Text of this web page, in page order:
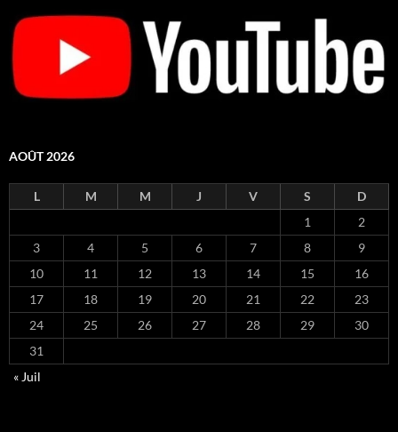
AOÛT 2026
L M M J V S
D
1
2
3
4 5 6 7 8
9
10
11 12 13 14 15
16
17
18 19 20 21 22
23
24
25 26 27 28 29
30
31
« Juil